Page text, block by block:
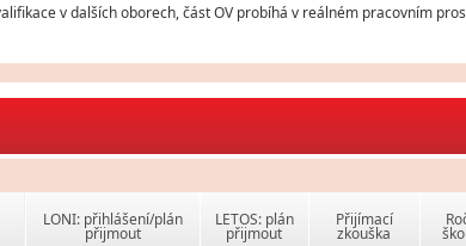
v dalších oborech, část OV probíhá v reálném pracovním
LONI: přihlášení/plán
přijmout
LETOS: plán
přijmout
Přijímací
zkouška